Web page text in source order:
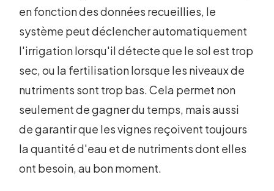
en fonction des données recueillies, le
système peut déclencher automatiquement
l'irrigation lorsqu'il détecte que le sol est trop
sec, ou la fertilisation lorsque les niveaux de
nutriments sont trop bas. Cela permet non
seulement de gagner du temps, mais aussi
de garantir que les vignes reçoivent toujours
la quantité d'eau et de nutriments dont elles
ont besoin, au bon moment.